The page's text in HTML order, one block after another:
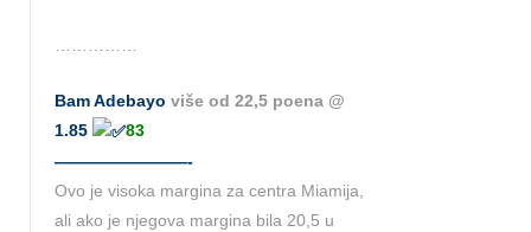
Bam Adebayo više od 22,5 poena @
1.85
83
————————-
Ovo je visoka margina za centra Miamija,
ali ako je njegova margina bila 20,5 u